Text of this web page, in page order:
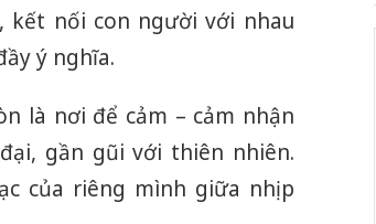
nối con người với nhau
ý nghĩa.
là nơi để cảm – cảm nhận
gần gũi với thiên nhiên.
của riêng mình giữa nhịp
Công an Thanh Hóa
tìm bị hại trong vụ
bán yến sào giả